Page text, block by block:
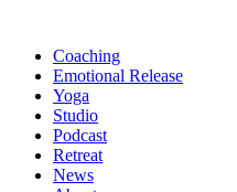
Coaching
Emotional Release
Yoga
Studio
Podcast
Retreat
News